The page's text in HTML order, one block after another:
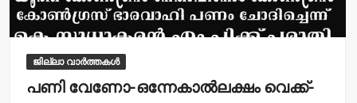
ജില്ലാ വാർത്തകൾ
പണി വേണോ-ഒന്നേകാല്‍ലക്ഷം വെക്ക്-